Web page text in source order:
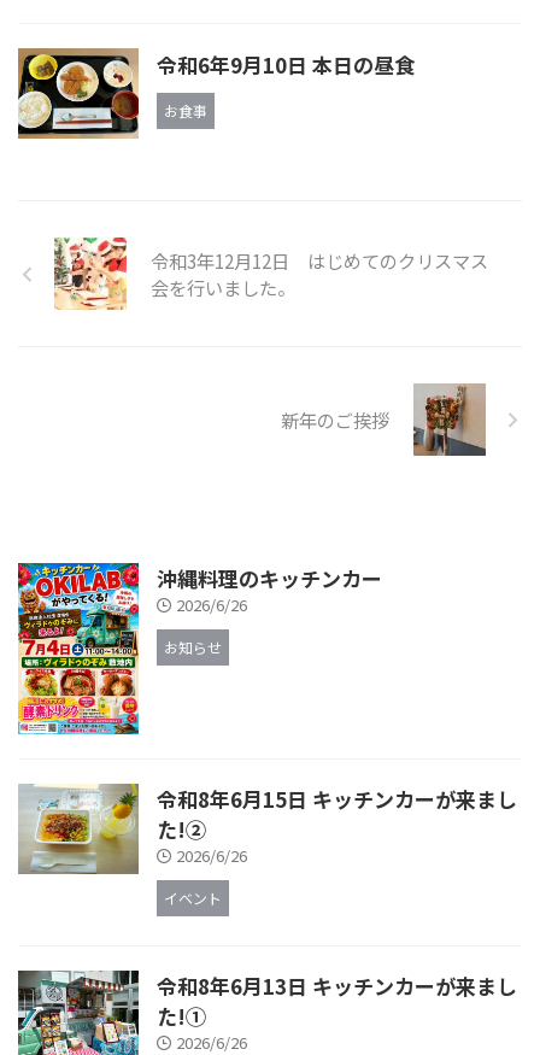
令和6年9月10日 本日の昼食
お食事
令和3年12月12日 はじめてのクリスマス
会を行いました。
新年のご挨拶
沖縄料理のキッチンカー
2026/6/26
お知らせ
令和8年6月15日 キッチンカーが来まし
た!②
2026/6/26
イベント
令和8年6月13日 キッチンカーが来まし
た!①
2026/6/26